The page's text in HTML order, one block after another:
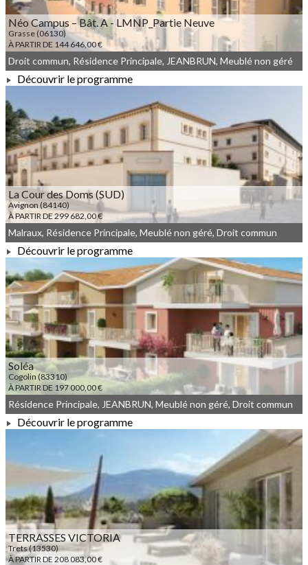
Néo Campus – Bât. A - LMNP_Partie Neuve
Grasse (06130)
À PARTIR DE 144 646,00 €
À PARTIR DE 144 646,00 €
Droit commun, Résidence Principale, JEANBRUN, Meublé non géré
Découvrir le programme
La Cour des Doms (SUD)
Avignon (84140)
À PARTIR DE 299 682,00 €
À PARTIR DE 299 682,00 €
Malraux, Résidence Principale, Meublé non géré, Droit commun
Découvrir le programme
Soléa
Cogolin (83310)
À PARTIR DE 197 000,00 €
À PARTIR DE 197 000,00 €
Résidence Principale, JEANBRUN, Meublé non géré, Droit commun
Découvrir le programme
TERRASSES VICTORIA
Trets (13530)
À PARTIR DE 208 083,00 €